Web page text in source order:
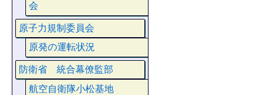
会
原子力規制委員会
原発の運転状況
防衛省 統合幕僚監部
航空自衛隊小松基地